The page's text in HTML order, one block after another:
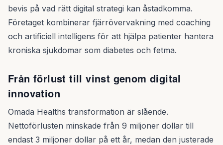
bevis på vad rätt digital strategi kan åstadkomma.
Företaget kombinerar fjärrövervakning med coaching
och artificiell intelligens för att hjälpa patienter hantera
kroniska sjukdomar som diabetes och fetma.
Från förlust till vinst genom digital
innovation
Omada Healths transformation är slående.
Nettoförlusten minskade från 9 miljoner dollar till
endast 3 miljoner dollar på ett år, medan den justerade